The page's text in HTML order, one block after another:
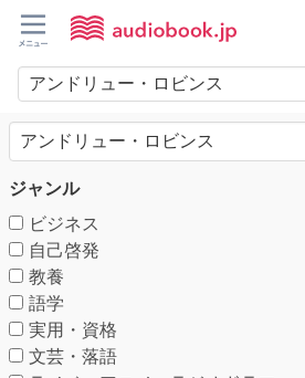
ジャンル
ビジネス
自己啓発
教養
語学
実用・資格
文芸・落語